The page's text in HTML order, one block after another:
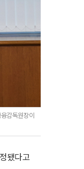
감독원장이
됐다고